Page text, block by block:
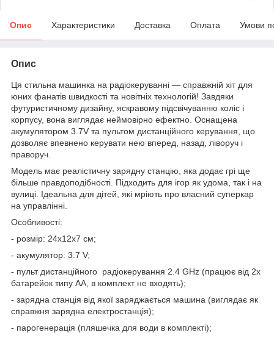
Опис Характеристики Доставка Оплата Умови
Опис
Ця стильна машинка на радіокеруванні — справжній хіт для
юних фанатів швидкості та новітніх технологій! Завдяки
футуристичному дизайну, яскравому підсвічуванню коліс і
корпусу, вона виглядає неймовірно ефектно. Оснащена
акумулятором 3.7V та пультом дистанційного керування, що
дозволяє впевнено керувати нею вперед, назад, ліворуч і
праворуч.
Модель має реалістичну зарядну станцію, яка додає грі ще
більше правдоподібності. Підходить для ігор як удома, так і на
вулиці. Ідеальна для дітей, які мріють про власний суперкар
на управлінні.
Особливості:
- розмір: 24х12х7 см;
- акумулятор: 3.7 V;
- пульт дистанційного радіокерування 2.4 GHz (працює від 2х
батарейок типу АА, в комплект не входять);
- зарядна станція від якої заряджається машина (виглядає як
справжня зарядна електростанція);
- парогенерація (пляшечка для води в комплекті);